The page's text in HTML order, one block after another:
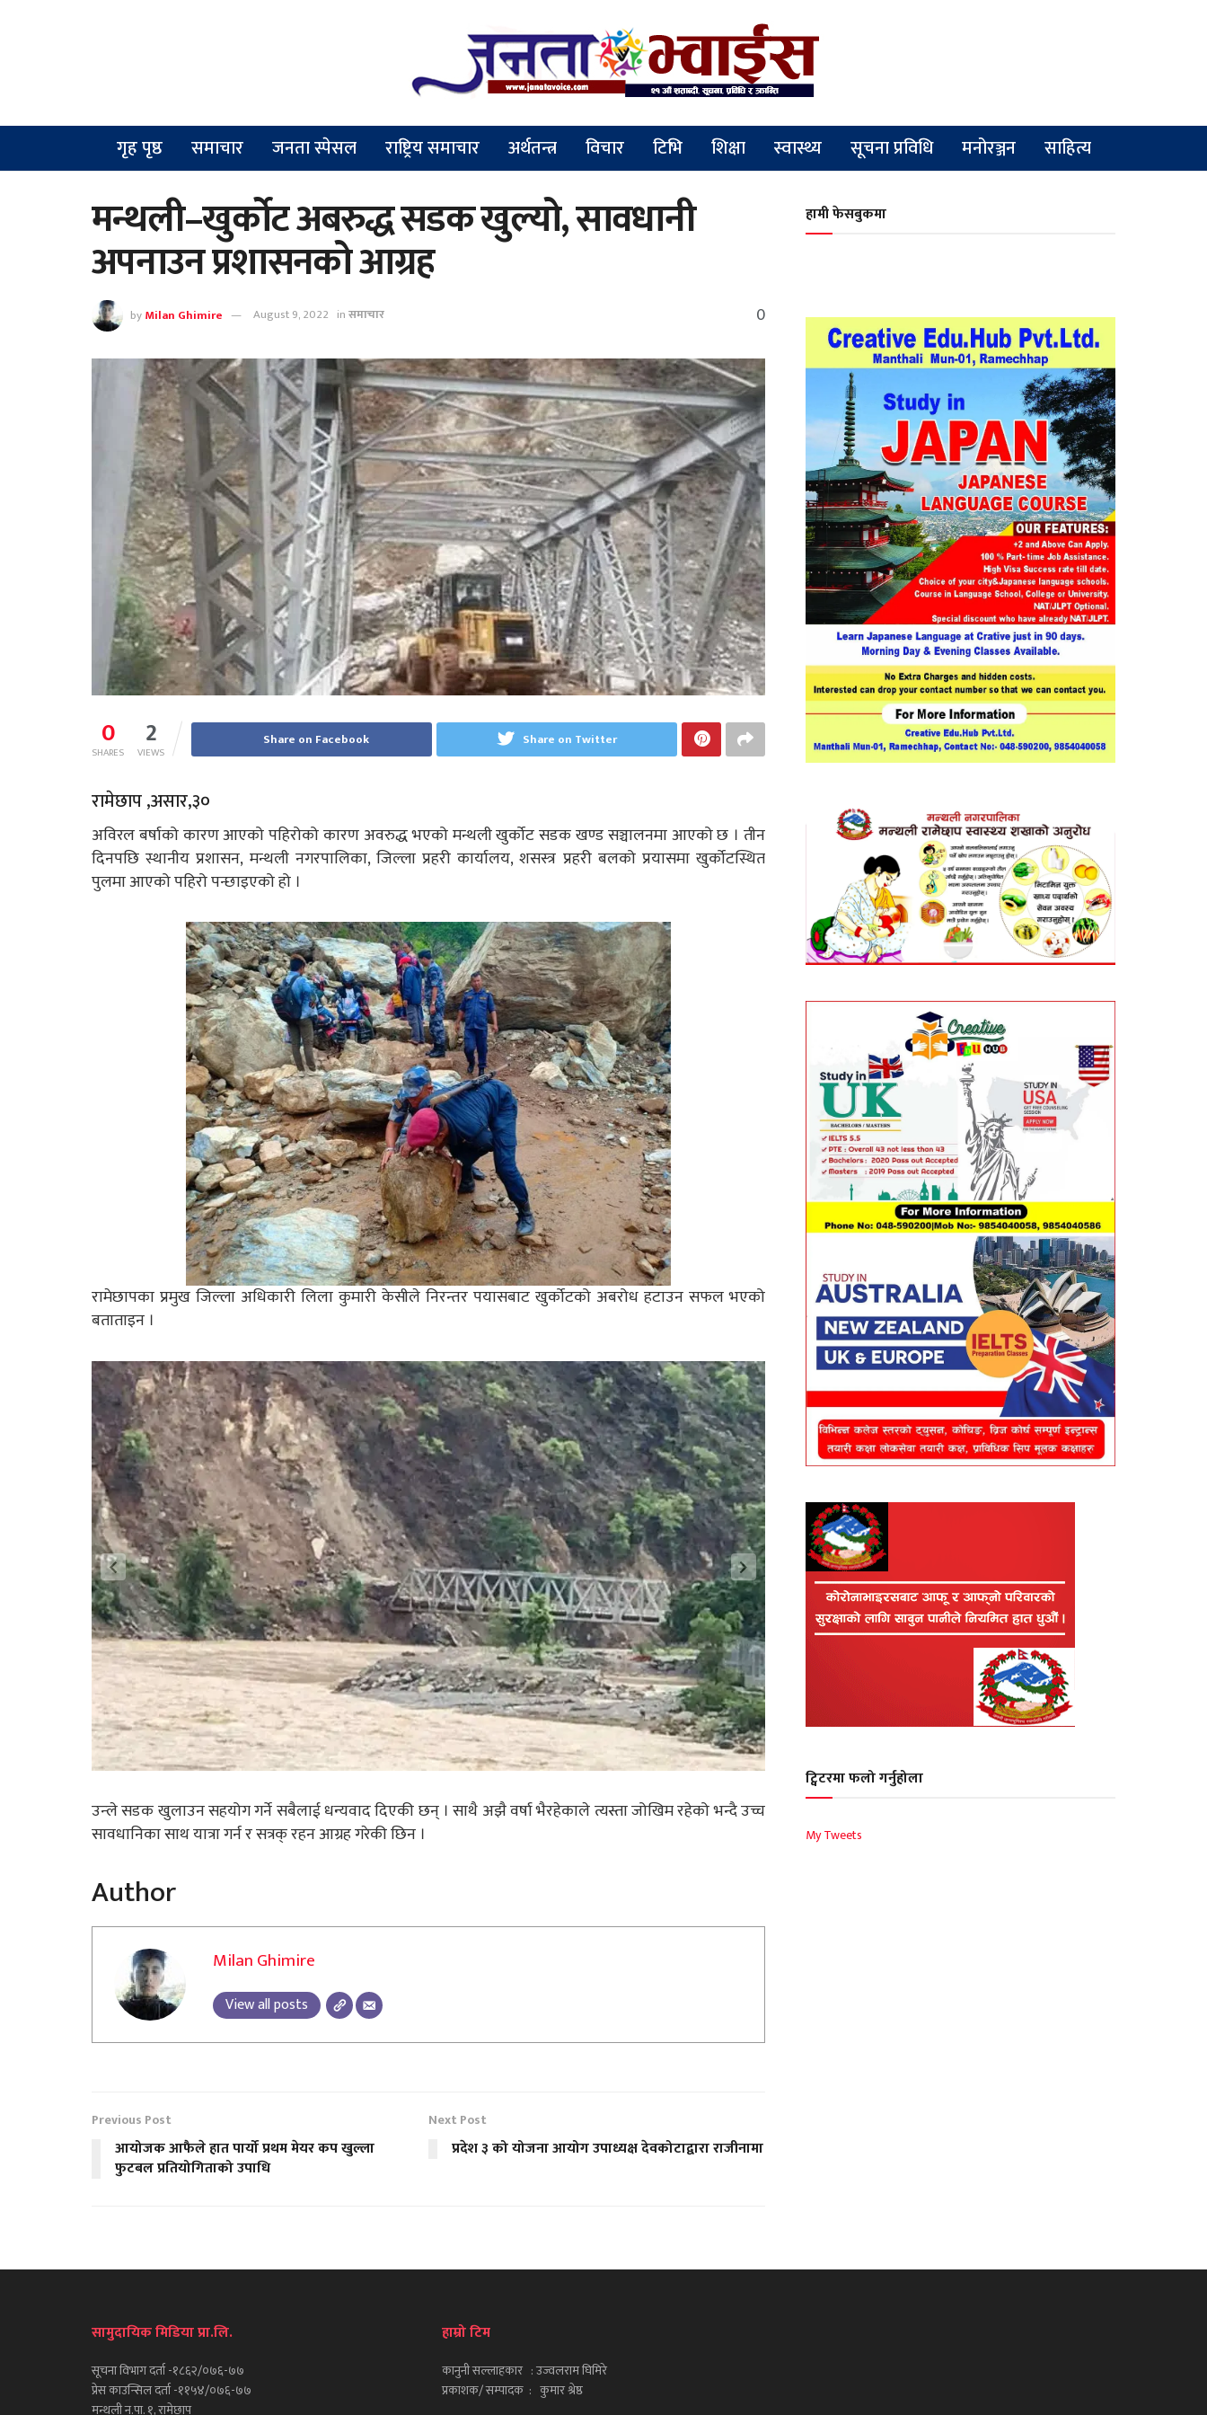
गृह पृष्ठ समाचार जनता स्पेसल राष्ट्रिय समाचार अर्थतन्त्र विचार टिभि शिक्षा स्वास्थ्य सूचना प्रविधि मनोरञ्जन साहित्य
मन्थली–खुर्कोट अबरुद्ध सडक खुल्यो, सावधानी
अपनाउन प्रशासनको आग्रह
byMilan Ghimire August 9, 2022 inसमाचार 0
0
SHARES 2
VIEWS
Share on Facebook Share on Twitter
रामेछाप ,असार,३०
अविरल बर्षाको कारण आएको पहिरोको कारण अवरुद्ध भएको मन्थली खुर्कोट सडक खण्ड सञ्चालनमा आएको छ । तीन
दिनपछि स्थानीय प्रशासन, मन्थली नगरपालिका, जिल्ला प्रहरी कार्यालय, शसस्त्र प्रहरी बलको प्रयासमा खुर्कोटस्थित
पुलमा आएको पहिरो पन्छाइएको हो ।
रामेछापका प्रमुख जिल्ला अधिकारी लिला कुमारी केसीले निरन्तर पयासबाट खुर्कोटको अबरोध हटाउन सफल भएको
बताताइन ।
उन्ले सडक खुलाउन सहयोग गर्ने सबैलाई धन्यवाद दिएकी छन् । साथै अझै वर्षा भैरहेकाले त्यस्ता जोखिम रहेको भन्दै उच्च
सावधानिका साथ यात्रा गर्न र सत्रक् रहन आग्रह गरेकी छिन ।
Author
Milan Ghimire
View all posts
Previous Post
आयोजक आफैले हात पार्यो प्रथम मेयर कप खुल्ला
फुटबल प्रतियोगिताको उपाधि
Next Post
प्रदेश ३ को योजना आयोग उपाध्यक्ष देवकोटाद्वारा राजीनामा
हामी फेसबुकमा
ट्विटरमा फलो गर्नुहोला
My Tweets
सामुदायिक मिडिया प्रा.लि.
सूचना विभाग दर्ता -१८६२/०७६-७७
प्रेस काउन्सिल दर्ता -११५४/०७६-७७
मन्थली न.पा. १, रामेछाप
हाम्रो टिम
कानुनी सल्लाहकार : उज्वलराम घिमिरे
प्रकाशक/ सम्पादक : कुमार श्रेष्ठ